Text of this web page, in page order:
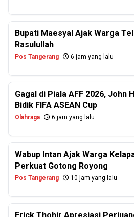
Bupati Maesyal Ajak Warga
Rasulullah
Pos Tangerang 6 jam yang lalu
Gagal di Piala AFF 2026, John
Bidik FIFA ASEAN Cup
Olahraga 6 jam yang lalu
Wabup Intan Ajak Warga
Perkuat Gotong Royong
Pos Tangerang 10 jam yang lalu